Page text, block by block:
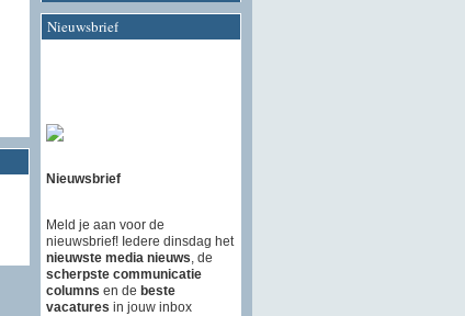
Nieuwsbrief
Nieuwsbrief
Meld je aan voor de
nieuwsbrief! Iedere dinsdag het
nieuwste media nieuws , de
scherpste communicatie
columns en de beste
vacatures in jouw inbox